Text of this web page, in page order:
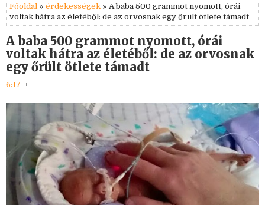
Főoldal » érdekességek » A baba 500 grammot nyomott, órái
voltak hátra az életéből: de az orvosnak egy őrült ötlete támadt
A baba 500 grammot nyomott, órái
voltak hátra az életéből: de az orvosnak
egy őrült ötlete támadt
6:17